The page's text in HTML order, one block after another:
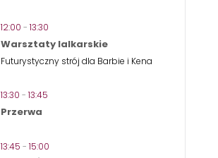
12:00 - 13:30
Warsztaty lalkarskie
Futurystyczny strój dla Barbie i Kena
13:30 - 13:45
Przerwa
13:45 - 15:00